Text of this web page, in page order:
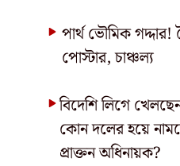
পার্থ ভৌমিক
পোস্টার, চাঞ্চল্য
বিদেশি লিগে
কোন দলের হয়ে
প্রাক্তন অধিনায়ক?